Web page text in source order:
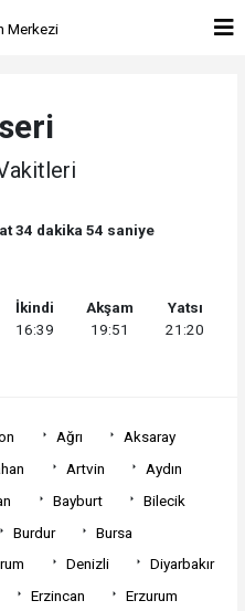
34 dakika 54 saniye
İkindi
16:39
Akşam
19:51
Yatsı
21:20
Ağrı
Aksaray
Artvin
Aydın
Bayburt
Bilecik
Burdur
Bursa
Denizli
Diyarbakır
Erzincan
Erzurum